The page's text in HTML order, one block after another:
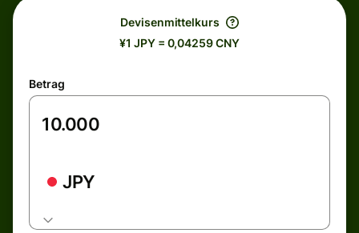
Devisenmittelkurs
¥1 JPY = 0,04259 CNY
Betrag
JPY